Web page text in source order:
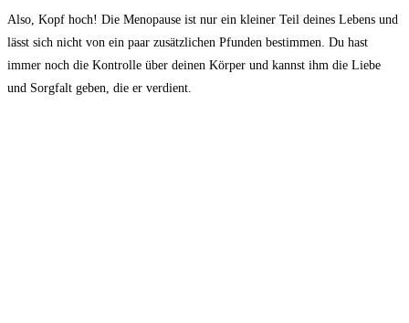
Also, Kopf hoch! Die ⁣Menopause ist nur ein kleiner Teil deines Lebens und
lässt sich nicht von ein paar zusätzlichen ⁣Pfunden bestimmen.⁤ Du hast
⁤immer‌ noch die Kontrolle über ⁤deinen Körper und kannst⁢ ihm die Liebe
und Sorgfalt geben, ‍die⁣ er ⁣verdient.